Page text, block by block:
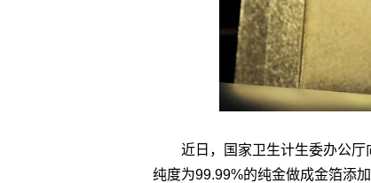
近日，国家卫生计生委办公
纯度为99.99%的纯金做成金箔添